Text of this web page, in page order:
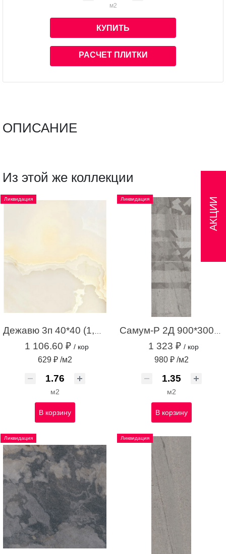
м2
КУПИТЬ
РАСЧЕТ ПЛИТКИ
ОПИСАНИЕ
Из этой же коллекции
Ликвидация
Дежавю 3п 40*40 (1,76м.кв.)
1 106.60 ₽ / кор
629 ₽ /м2
м2
В корзину
Ликвидация
Самум-Р 2Д 900*300 серый (1,35 м.кв.)
1 323 ₽ / кор
980 ₽ /м2
м2
В корзину
Ликвидация Ликвидация
АКЦИИ